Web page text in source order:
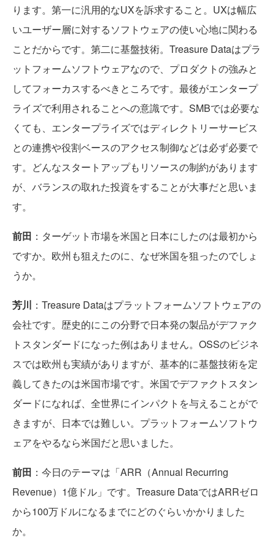
ります。第一に汎用的なUXを訴求すること。UXは幅広
いユーザー層に対するソフトウェアの使い心地に関わる
ことだからです。第二に基盤技術。Treasure Dataはプラ
ットフォームソフトウェアなので、プロダクトの強みと
してフォーカスするべきところです。最後がエンタープ
ライズで利用されることへの意識です。SMBでは必要な
くても、エンタープライズではディレクトリーサービス
との連携や役割ベースのアクセス制御などは必ず必要で
す。どんなスタートアップもリソースの制約があります
が、バランスの取れた投資をすることが大事だと思いま
す。
前田 ：ターゲット市場を米国と日本にしたのは最初から
ですか。欧州も狙えたのに、なぜ米国を狙ったのでしょ
うか。
芳川 ：Treasure Dataはプラットフォームソフトウェアの
会社です。歴史的にこの分野で日本発の製品がデファク
トスタンダードになった例はありません。OSSのビジネ
スでは欧州も実績がありますが、基本的に基盤技術を定
義してきたのは米国市場です。米国でデファクトスタン
ダードになれば、全世界にインパクトを与えることがで
きますが、日本では難しい。プラットフォームソフトウ
ェアをやるなら米国だと思いました。
前田 ：今日のテーマは「ARR（Annual Recurring
Revenue）1億ドル」です。Treasure DataではARRゼロ
から100万ドルになるまでにどのぐらいかかりました
か。